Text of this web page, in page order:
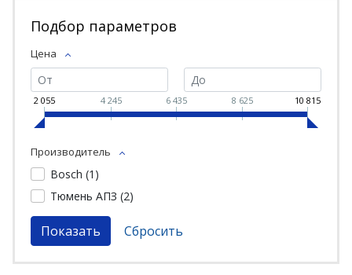
Подбор параметров
Цена
2 055 4 245 6 435 8 625 10 815
Производитель
Bosch (1 )
Тюмень АПЗ (2)